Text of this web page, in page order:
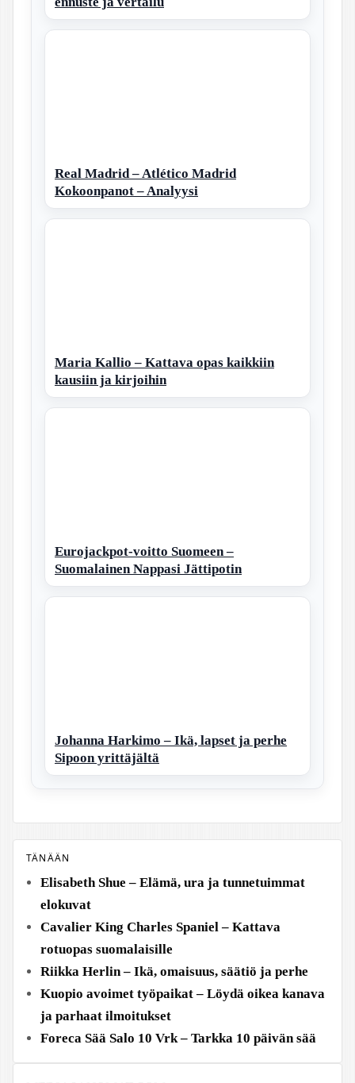
Real Madrid – Atlético Madrid
Kokoonpanot – Analyysi
Maria Kallio – Kattava opas kaikkiin
kausiin ja kirjoihin
Eurojackpot-voitto Suomeen –
Suomalainen Nappasi Jättipotin
Johanna Harkimo – Ikä, lapset ja perhe
Sipoon yrittäjältä
TÄNÄÄN
Elisabeth Shue – Elämä, ura ja tunnetuimmat
elokuvat
Cavalier King Charles Spaniel – Kattava
rotuopas suomalaisille
Riikka Herlin – Ikä, omaisuus, säätiö ja perhe
Kuopio avoimet työpaikat – Löydä oikea kanava
ja parhaat ilmoitukset
Foreca Sää Salo 10 Vrk – Tarkka 10 päivän sää